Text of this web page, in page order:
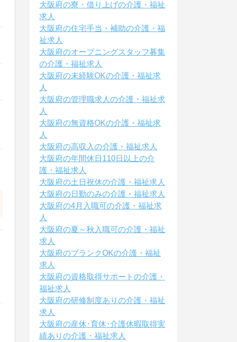
大阪府の寮・借り上げの介護・福祉
求人
大阪府の住宅手当・補助の介護・福
祉求人
大阪府のオープニングスタッフ募集
の介護・福祉求人
大阪府の未経験OKの介護・福祉求
人
大阪府の管理職求人の介護・福祉求
人
大阪府の無資格OKの介護・福祉求
人
大阪府の高収入の介護・福祉求人
大阪府の年間休日110日以上の介
護・福祉求人
大阪府の土日祝休の介護・福祉求人
大阪府の日勤のみの介護・福祉求人
大阪府の4月入職可の介護・福祉求
人
大阪府の夏～秋入職可の介護・福祉
求人
大阪府のブランクOKの介護・福祉
求人
大阪府の資格取得サポートの介護・
福祉求人
大阪府の研修制度ありの介護・福祉
求人
大阪府の産休･育休･介護休暇取得実
績ありの介護・福祉求人